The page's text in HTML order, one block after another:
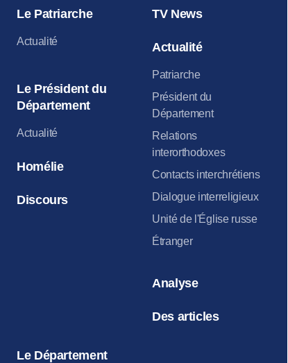
Le Patriarche
Actualité
Le Président du
Département
Actualité
Homélie
Discours
TV News
Actualité
Patriarche
Président du
Département
Relations
interorthodoxes
Contacts interchrétiens
Dialogue interreligieux
Unité de l'Église russe
Étranger
Analyse
Des articles
Le Département